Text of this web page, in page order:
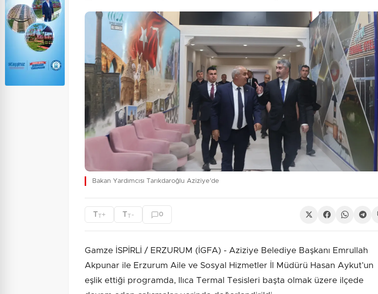
Bakan Yardımcısı Tarıkdaroğlu Aziziye’de
TT+ TT - 0
Gamze İSPİRLİ / ERZURUM (İGFA) - Aziziye Belediye Başkanı Emrullah
Akpunar ile Erzurum Aile ve Sosyal Hizmetler İl Müdürü Hasan Aykut’un
eşlik ettiği programda, Ilıca Termal Tesisleri başta olmak üzere ilçede